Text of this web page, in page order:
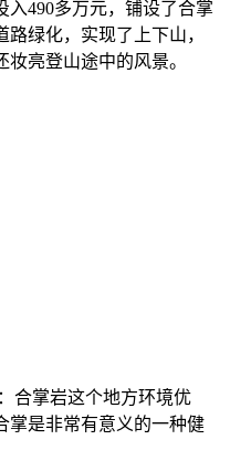
入490多万元，铺设了合掌
绿化，实现了上下山，
亮登山途中的风景。
合掌岩这个地方环境优
掌是非常有意义的一种健